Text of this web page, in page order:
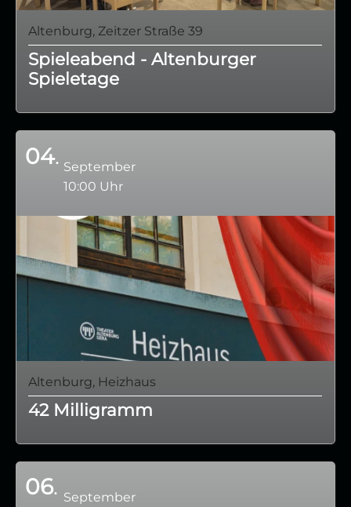
Altenburg, Zeitzer Straße 39
Spieleabend - Altenburger
Spieletage
04
September
10:00 Uhr
Altenburg, Heizhaus
42 Milligramm
06 September